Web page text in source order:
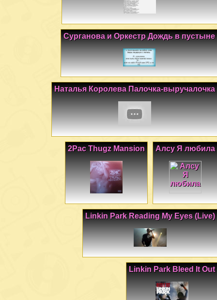
Сурганова и Оркестр Дождь в пустыне
Наталья Королева Палочка-выручалочка
Алсу Я любила
2Pac Thugz Mansion
Linkin Park Reading My Eyes (Live)
Linkin Park Bleed It Out